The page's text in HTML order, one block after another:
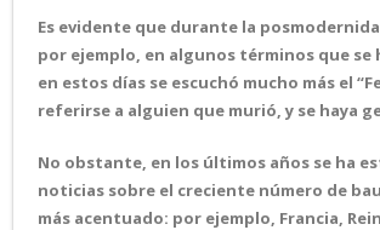
Es evidente que durante la
por ejemplo, en algunos términos que
en estos días se escuchó mucho más el
referirse a alguien que murió, y se haya
No obstante, en los últimos años se ha
noticias sobre el creciente número de
más acentuado: por ejemplo, Francia,